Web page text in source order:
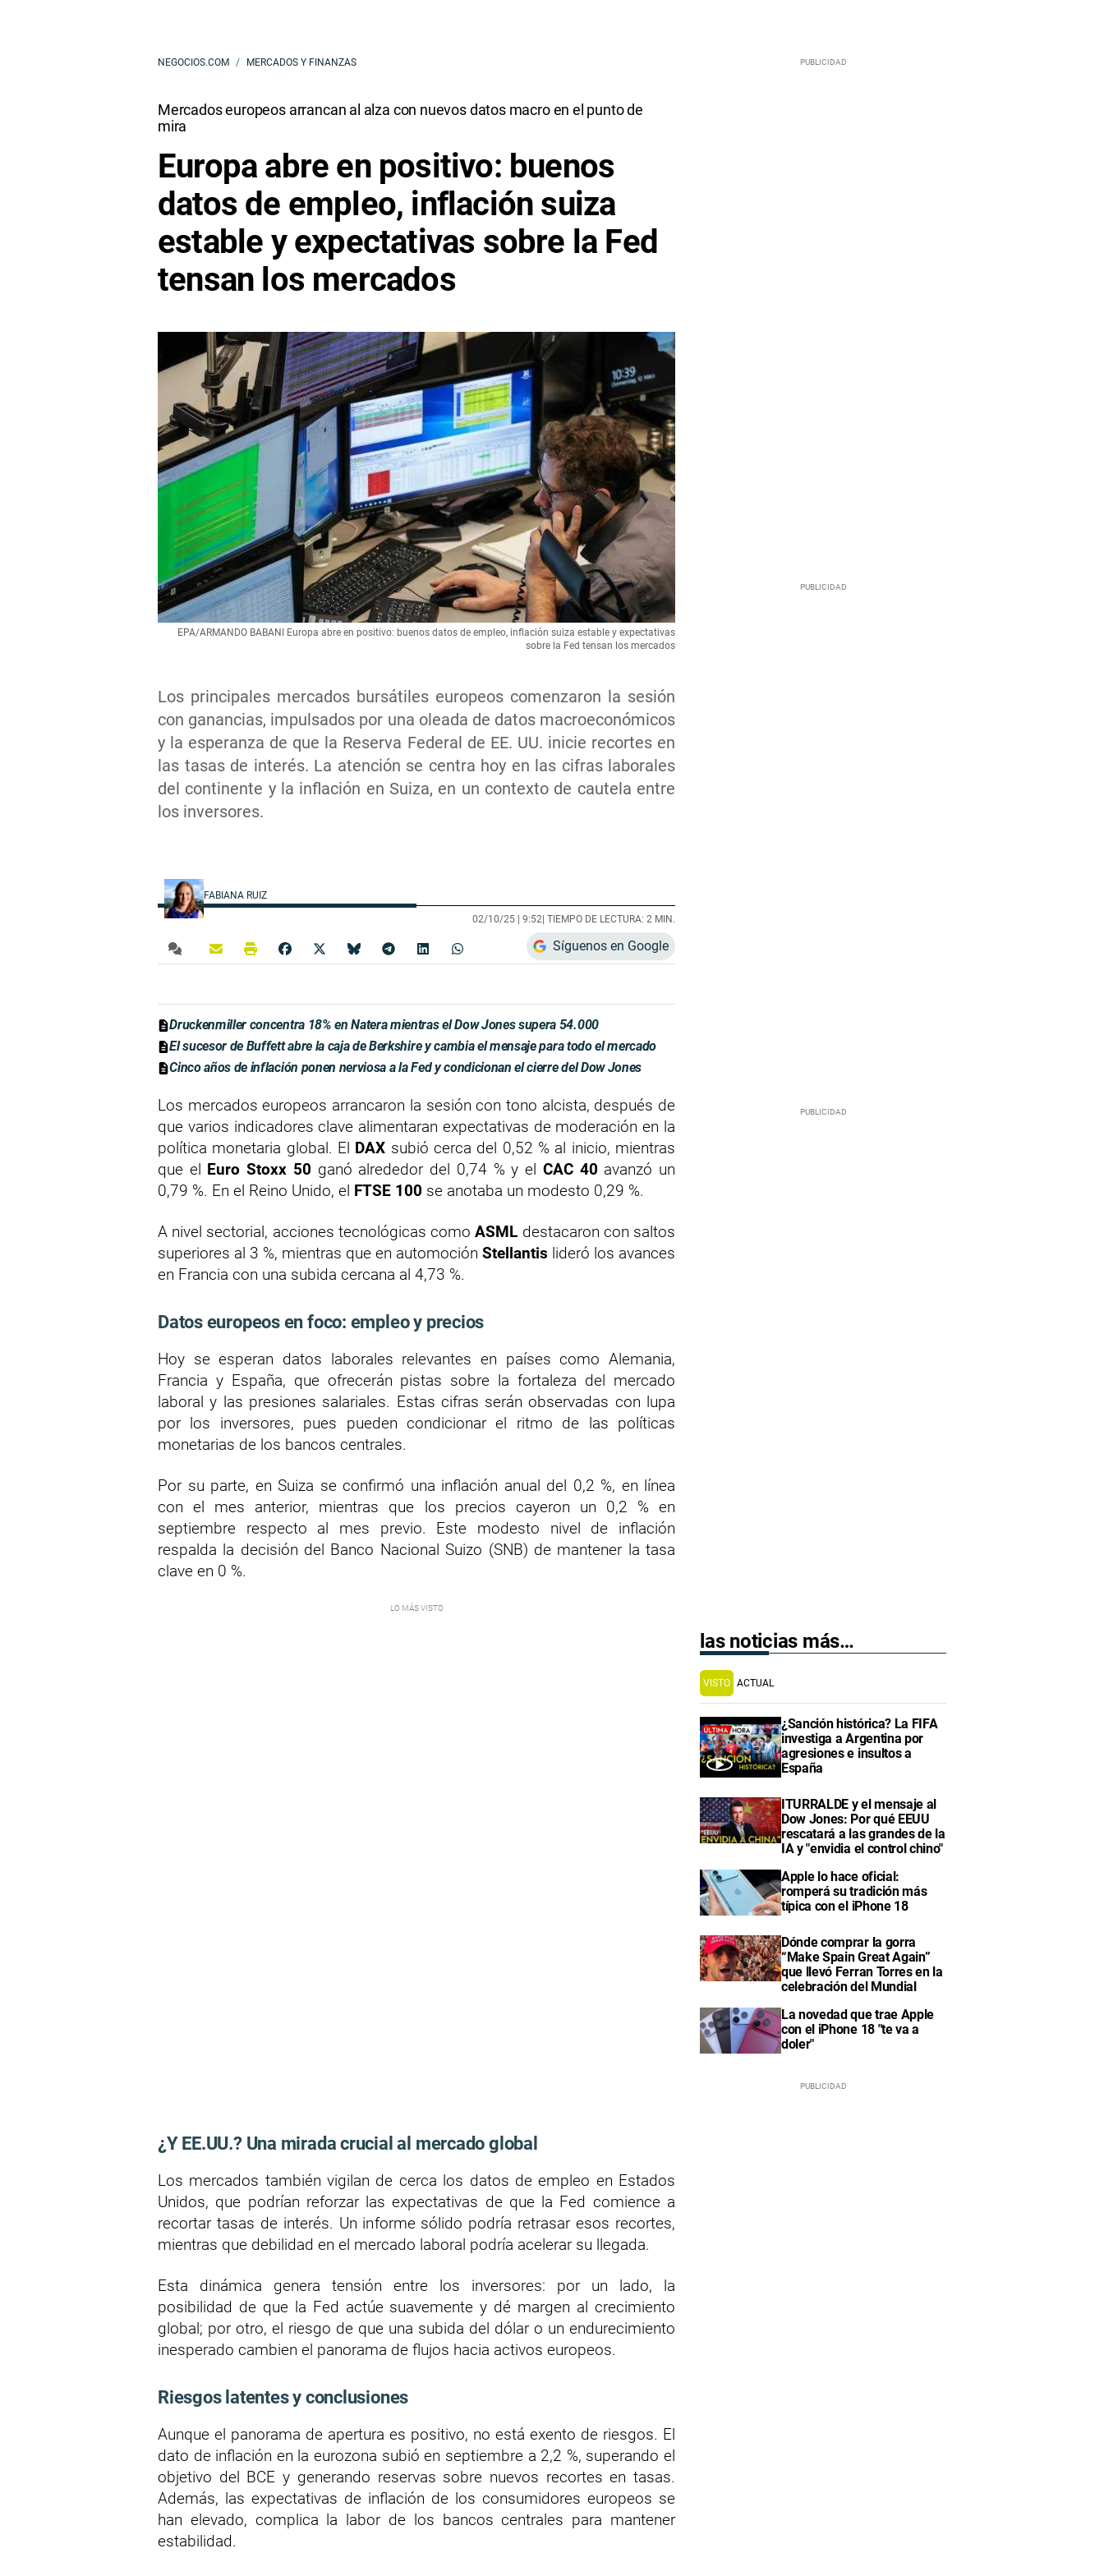
NEGOCIOS.COM MERCADOS Y FINANZAS
Mercados europeos arrancan al alza con nuevos datos macro en el punto de
mira
Europa abre en positivo: buenos
datos de empleo, inflación suiza
estable y expectativas sobre la Fed
tensan los mercados
Los principales mercados bursátiles europeos comenzaron la sesión
con ganancias, impulsados por una oleada de datos macroeconómicos
y la esperanza de que la Reserva Federal de EE. UU. inicie recortes en
las tasas de interés. La atención se centra hoy en las cifras laborales
del continente y la inflación en Suiza, en un contexto de cautela entre
los inversores.
EPA/ARMANDO BABANI Europa abre en positivo: buenos datos de empleo, inflación suiza estable y expectativas
sobre la Fed tensan los mercados
FABIANA RUIZ
02/10/25 | 9:52 | TIEMPO DE LECTURA: 2 MIN.
Síguenos en Google
Druckenmiller concentra 18% en Natera mientras el Dow Jones supera 54.000
El sucesor de Buffett abre la caja de Berkshire y cambia el mensaje para todo el mercado
Cinco años de inflación ponen nerviosa a la Fed y condicionan el cierre del Dow Jones
Los mercados europeos arrancaron la sesión con tono alcista, después de
que varios indicadores clave alimentaran expectativas de moderación en la
política monetaria global. El DAX subió cerca del 0,52 % al inicio, mientras
que el Euro Stoxx 50 ganó alrededor del 0,74 % y el CAC 40 avanzó un
0,79 %. En el Reino Unido, el FTSE 100 se anotaba un modesto 0,29 %.
A nivel sectorial, acciones tecnológicas comoASML destacaron con saltos
superiores al 3 %, mientras que en automoción Stellantis lideró los avances
en Francia con una subida cercana al 4,73 %.
Datos europeos en foco: empleo y precios
Hoy se esperan datos laborales relevantes en países como Alemania,
Francia y España, que ofrecerán pistas sobre la fortaleza del mercado
laboral y las presiones salariales. Estas cifras serán observadas con lupa
por los inversores, pues pueden condicionar el ritmo de las políticas
monetarias de los bancos centrales.
Por su parte, en Suiza se confirmó una inflación anual del 0,2 %, en línea
con el mes anterior, mientras que los precios cayeron un 0,2 % en
septiembre respecto al mes previo. Este modesto nivel de inflación
respalda la decisión del Banco Nacional Suizo (SNB) de mantener la tasa
clave en 0 %.
¿Y EE.UU.? Una mirada crucial al mercado global
Los mercados también vigilan de cerca los datos de empleo en Estados
Unidos, que podrían reforzar las expectativas de que la Fed comience a
recortar tasas de interés. Un informe sólido podría retrasar esos recortes,
mientras que debilidad en el mercado laboral podría acelerar su llegada.
Esta dinámica genera tensión entre los inversores: por un lado, la
posibilidad de que la Fed actúe suavemente y dé margen al crecimiento
global; por otro, el riesgo de que una subida del dólar o un endurecimiento
inesperado cambien el panorama de flujos hacia activos europeos.
Riesgos latentes y conclusiones
Aunque el panorama de apertura es positivo, no está exento de riesgos. El
dato de inflación en la eurozona subió en septiembre a 2,2 %, superando el
objetivo del BCE y generando reservas sobre nuevos recortes en tasas.
Además, las expectativas de inflación de los consumidores europeos se
han elevado, complica la labor de los bancos centrales para mantener
estabilidad.
las noticias más…
VISTO ACTUAL
¿Sanción histórica? La FIFA
investiga a Argentina por
agresiones e insultos a
España
ITURRALDE y el mensaje al
Dow Jones: Por qué EEUU
rescatará a las grandes de la
IA y "envidia el control chino"
Apple lo hace oficial:
romperá su tradición más
típica con el iPhone 18
Dónde comprar la gorra
“Make Spain Great Again”
que llevó Ferran Torres en la
celebración del Mundial
La novedad que trae Apple
con el iPhone 18 "te va a
doler"